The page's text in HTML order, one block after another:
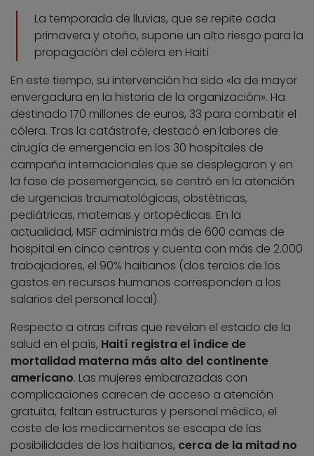
La temporada de lluvias, que se repite cada
primavera y otoño, supone un alto riesgo para la
propagación del cólera en Haití
En este tiempo, su intervención ha sido «la de mayor
envergadura en la historia de la organización». Ha
destinado 170 millones de euros, 33 para combatir el
cólera. Tras la catástrofe, destacó en labores de
cirugía de emergencia en los 30 hospitales de
campaña internacionales que se desplegaron y en
la fase de posemergencia, se centró en la atención
de urgencias traumatológicas, obstétricas,
pediátricas, maternas y ortopédicas. En la
actualidad, MSF administra más de 600 camas de
hospital en cinco centros y cuenta con más de 2.000
trabajadores, el 90% haitianos (dos tercios de los
gastos en recursos humanos corresponden a los
salarios del personal local).
Respecto a otras cifras que revelan el estado de la
salud en el país, Haití registra el índice de
mortalidad materna más alto del continente
americano. Las mujeres embarazadas con
complicaciones carecen de acceso a atención
gratuita, faltan estructuras y personal médico, el
coste de los medicamentos se escapa de las
posibilidades de los haitianos, cerca de la mitad no